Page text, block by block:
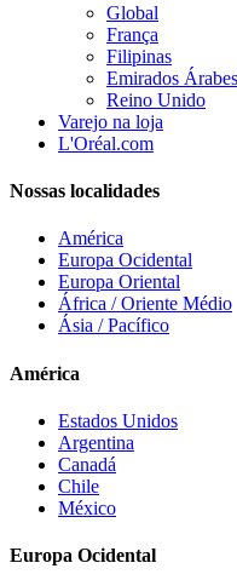
Global
França
Filipinas
Emirados
Reino Unido
Varejo na loja
L'Oréal.com
Nossas localidades
América
Europa Ocidental
Europa Oriental
África / Oriente Médio
Ásia / Pacífico
América
Estados Unidos
Argentina
Canadá
Chile
México
Europa Ocidental